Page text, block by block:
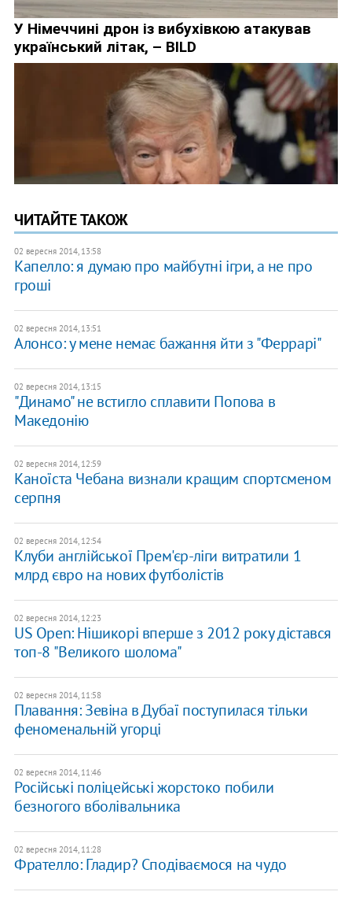
ЧИТАЙТЕ ТАКОЖ
02 вересня 2014, 13:58
Капелло: я думаю про майбутні ігри, а не про
гроші
02 вересня 2014, 13:51
Алонсо: у мене немає бажання йти з "Феррарі"
02 вересня 2014, 13:15
"Динамо" не встигло сплавити Попова в
Македонію
02 вересня 2014, 12:59
Каноїста Чебана визнали кращим спортсменом
серпня
02 вересня 2014, 12:54
Клуби англійської Прем'єр-ліги витратили 1
млрд євро на нових футболістів
02 вересня 2014, 12:23
US Open: Нішикорі вперше з 2012 року дістався
топ-8 "Великого шолома"
02 вересня 2014, 11:58
Плавання: Зевіна в Дубаї поступилася тільки
феноменальній угорці
02 вересня 2014, 11:46
Російські поліцейські жорстоко побили
безногого вболівальника
02 вересня 2014, 11:28
Фрателло: Гладир? Сподіваємося на чудо